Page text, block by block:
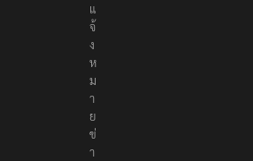
แ
จ้
ง
ห
ม
า
ย
ข่
า